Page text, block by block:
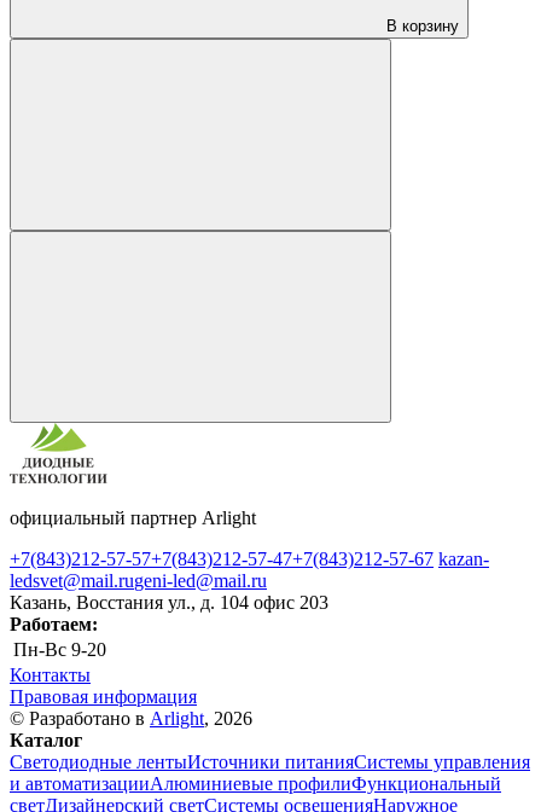
В корзину
официальный партнер Arlight
+7(843)212-57-57+7(843)212-57-47+7(843)212-57-67 kazan-
ledsvet@mail.rugeni-led@mail.ru
Казань, Восстания ул., д. 104 офис 203
Работаем:
Пн-Вс 9-20
Контакты
Правовая информация
© Разработано в Arlight, 2026
Каталог
Светодиодные лентыИсточники питанияСистемы управления
и автоматизацииАлюминиевые профилиФункциональный
светДизайнерский светСистемы освещенияНаружное